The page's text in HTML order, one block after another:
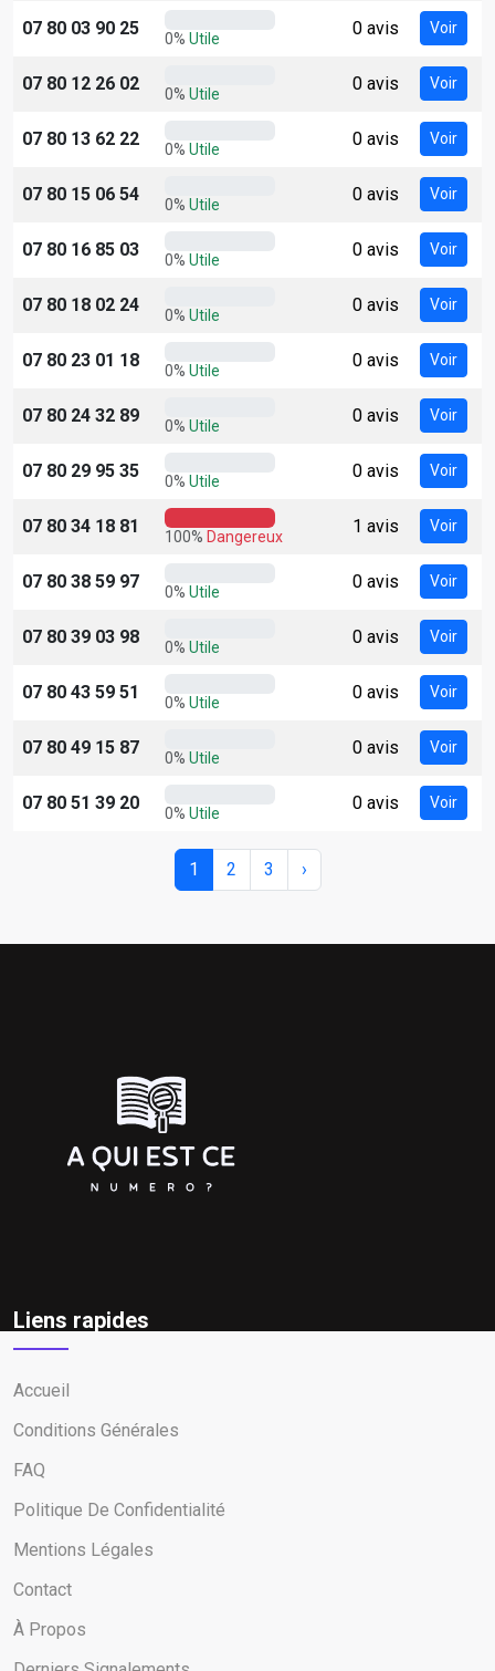
07 80 03 90 25 0% Utile 0 avis Voir
07 80 12 26 02 0% Utile 0 avis Voir
07 80 13 62 22 0% Utile 0 avis Voir
07 80 15 06 54 0% Utile 0 avis Voir
07 80 16 85 03 0% Utile 0 avis Voir
07 80 18 02 24 0% Utile 0 avis Voir
07 80 23 01 18 0% Utile 0 avis Voir
07 80 24 32 89 0% Utile 0 avis Voir
07 80 29 95 35 0% Utile 0 avis Voir
07 80 34 18 81 100% Dangereux 1 avis Voir
07 80 38 59 97 0% Utile 0 avis Voir
07 80 39 03 98 0% Utile 0 avis Voir
07 80 43 59 51 0% Utile 0 avis Voir
07 80 49 15 87 0% Utile 0 avis Voir
07 80 51 39 20 0% Utile 0 avis Voir
1 2 3 ›
Liens rapides
Accueil
Conditions Générales
FAQ
Politique De Confidentialité
Mentions Légales
Contact
À Propos